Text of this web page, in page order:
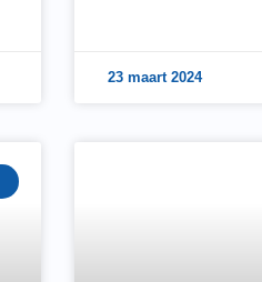
23 maart 2024